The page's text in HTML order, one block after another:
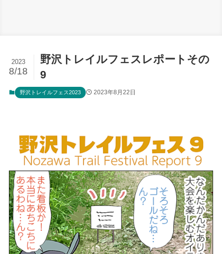
野沢トレイルフェスレポートその
9
2023
8/18
野沢トレイルフェス2023 2023年8月22日